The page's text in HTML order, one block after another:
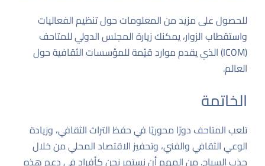
للحصول على مزيد من المعلومات حول تنظيم الفعاليات
واستقطاب الزوار، يمكنك زيارةالمجلس الدولي للمتاحف
(ICOM)
الذي يقدم موارد قيّمة للمؤسسات الثقافية حول
العالم.
الخاتمة
تلعب المتاحف دورًا محوريًا في حفظ التراث الثقافي، وزيادة
الوعي الثقافي والفني، وتحفيز الاقتصاد المحلي من خلال
جذب السياح. من المهم أن نستمر نحن كأفراد في دعم هذه